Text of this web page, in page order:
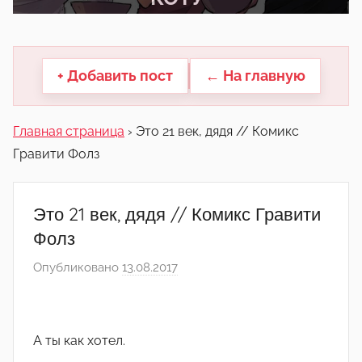
другие.
+ Добавить пост ← На главную
Главная страница › Это 21 век, дядя // Комикс
Гравити Фолз
Это 21 век, дядя // Комикс Гравити
Фолз
Опубликовано 13.08.2017
А ты как хотел.